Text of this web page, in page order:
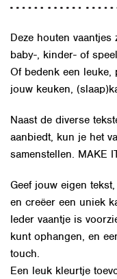
Deze houten
baby-, kinder- of
Of bedenk een leuke,
jouw keuken,
Naast de diverse
aanbiedt, kun je het
samenstellen. MAKE
Geef jouw eigen
en creëer een uniek
Ieder vaantje is
kunt ophangen, en
touch.
Een leuk kleurtje